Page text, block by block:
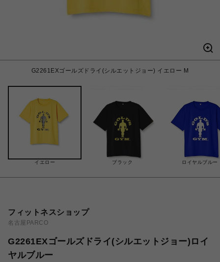
G2261EXゴールズドライ(シルエットジョー) イエロー M
イエロー ブラック ロイヤルブルー
フィットネスショップ
名古屋PARCO
G2261EXゴールズドライ(シルエットジョー)ロイ
ヤルブルー